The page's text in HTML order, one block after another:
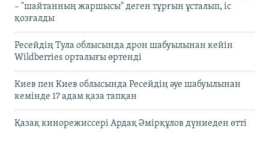
– "шайтанның жаршысы" деген тұрғын ұсталып, іс
қозғалды
Ресейдің Тула облысында дрон шабуылынан кейін
Wildberries орталығы өртенді
Киев пен Киев облысында Ресейдің әуе шабуылынан
кемінде 17 адам қаза тапқан
Қазақ кинорежиссері Ардақ Әмірқұлов дүниеден өтті